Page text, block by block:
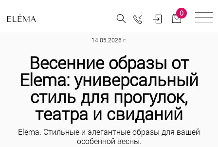
0
14.05.2026 г.
Весенние образы от
Elema: универсальный
стиль для прогулок,
театра и свиданий
Elema. Стильные и элегантные образы для вашей
особенной весны.